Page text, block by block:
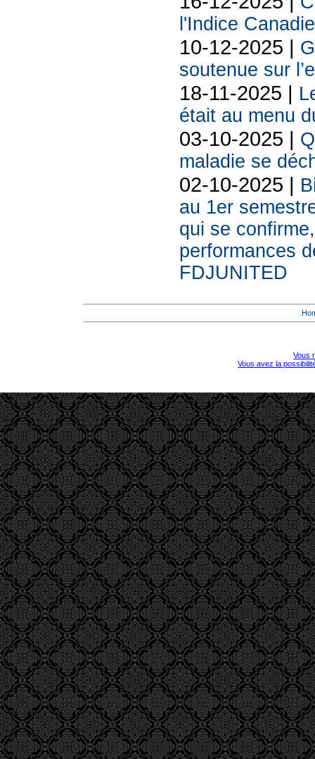
l'Indice
10-12-2025 |
soutenue sur
18-11-2025 |
était au menu
03-10-2025 |
maladie se
02-10-2025 |
au 1er
qui se
performances
FDJUNITED
Vous
Vous avez la